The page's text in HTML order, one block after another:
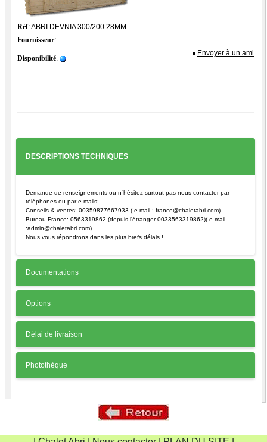
Réf: ABRI DEVNIA 300/200 28MM
Fournisseur:
Disponibilité:
Envoyer à un ami
DESCRIPTIONS TECHNIQUES
Demande de renseignements ou n´hésitez surtout pas nous contacter par
téléphones ou par e-mails:
Conseils & ventes: 00359877667933 ( e-mail : france@chaletabri.com)
Bureau France: 0563319862 (depuis l'étranger 0033563319862)( e-mail
:admin@chaletabri.com).
Nous vous répondrons dans les plus brefs délais !
Documentations
Options
Délai de livraison
Photothèque